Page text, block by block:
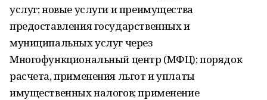
услуг; новые услуги и преимущества
предоставления государственных и
муниципальных услуг через
Многофункциональный центр (МФЦ); порядок
расчета, применения льгот и уплаты
имущественных налогов; применение